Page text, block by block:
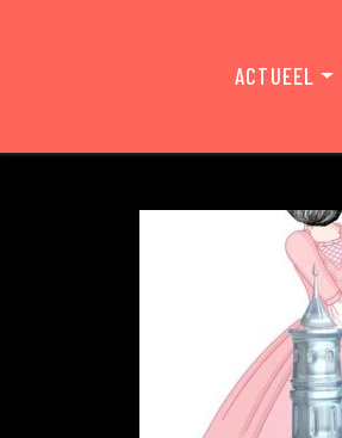
ACTUEEL